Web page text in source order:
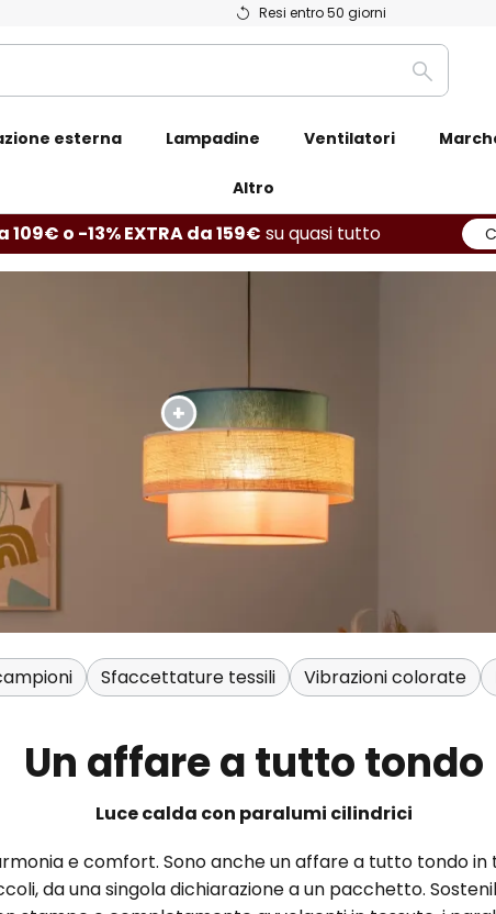
Resi entro 50 giorni
Ricerca
esterna Lampadine Ventilatori
Altro
109€ o -13% EXTRA da 159€ su quasi tutto
Sfaccettature tessili Vibrazioni colorate
Un affare a tutto tondo
Luce calda con paralumi cilindrici
e comfort. Sono anche un affare a tutto tondo
da una singola dichiarazione a un pacchetto.